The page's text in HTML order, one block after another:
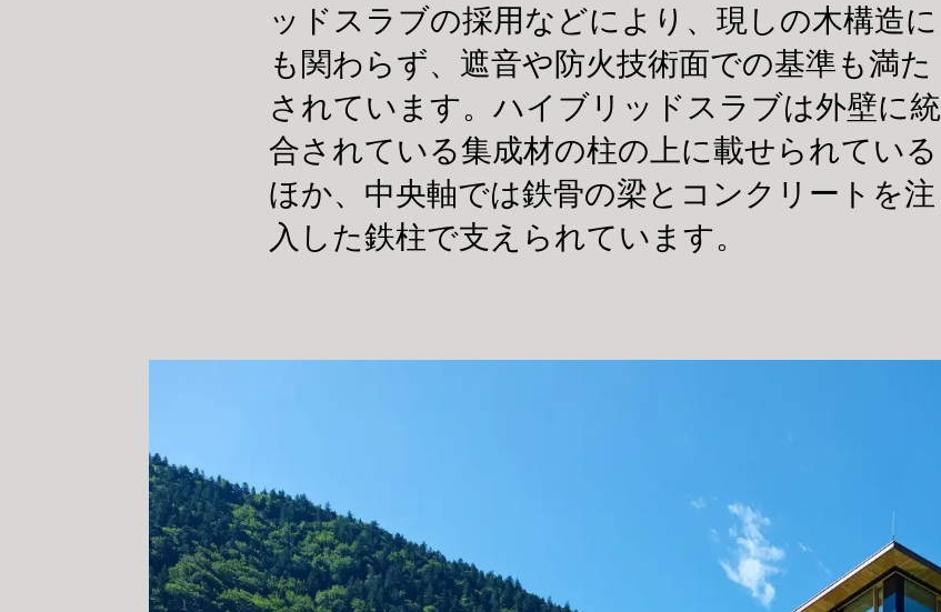
ッドスラブの採用などにより、現しの木構造に
も関わらず、遮音や防火技術面での基準も満た
されています。ハイブリッドスラブは外壁に統
合されている集成材の柱の上に載せられている
ほか、中央軸では鉄骨の梁とコンクリートを注
入した鉄柱で支えられています。